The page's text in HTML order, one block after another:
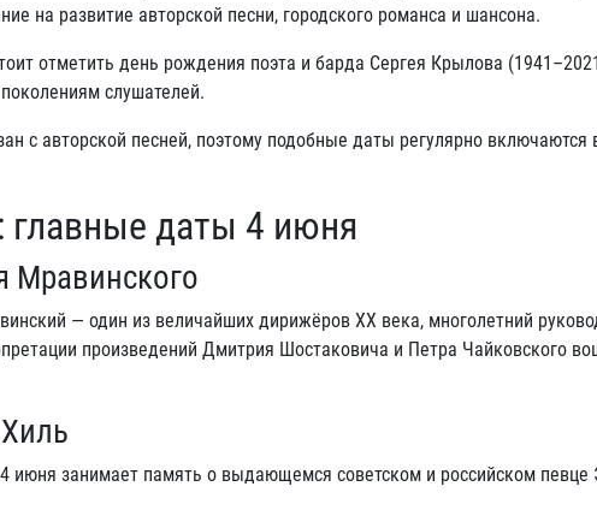
на развитие авторской песни, городского романса и шансона.
отметить день рождения поэта и барда Сергея Крылова
слушателей.
с авторской песней, поэтому подобные даты регулярно
главные даты 4 июня
Мравинского
— один из величайших дирижёров XX века, многолетний
произведений Дмитрия Шостаковича и Петра Чайковского
июня занимает память о выдающемся советском и российском певце